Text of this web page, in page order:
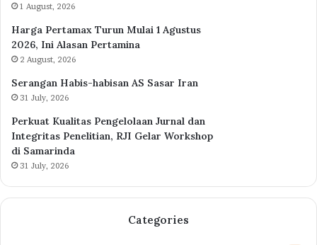
1 August, 2026
Harga Pertamax Turun Mulai 1 Agustus
2026, Ini Alasan Pertamina
2 August, 2026
Serangan Habis-habisan AS Sasar Iran
31 July, 2026
Perkuat Kualitas Pengelolaan Jurnal dan
Integritas Penelitian, RJI Gelar Workshop
di Samarinda
31 July, 2026
Categories